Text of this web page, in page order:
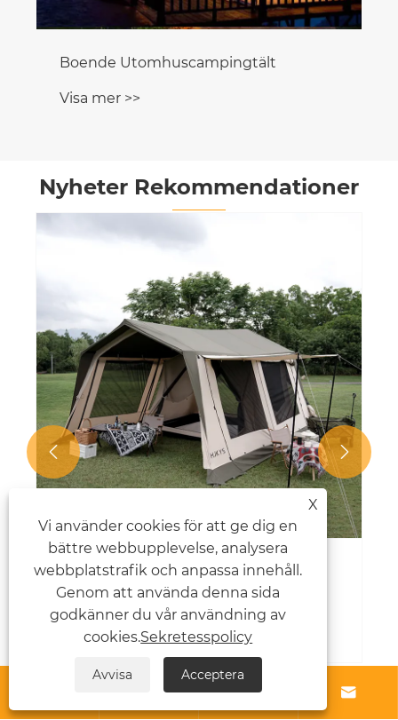
Boende Utomhuscampingtält
Visa mer >>
Nyheter Rekommendationer
Tunnel Tents: En ny upplevelse för
utomhusäventyr
Visa mer >>
 
Om oss
 
X
Vi använder cookies för att ge dig en
bättre webbupplevelse, analysera
webbplatstrafik och anpassa innehåll.
Genom att använda denna sida
godkänner du vår användning av
cookies.Sekretesspolicy
Avvisa Acceptera